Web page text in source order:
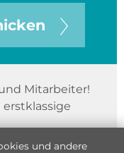
Mitarbeiter!
und andere